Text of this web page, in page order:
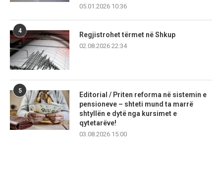
05.01.2026 10:36
4
Regjistrohet tërmet në Shkup
02.08.2026 22:34
5
Editorial / Priten reforma në sistemin e
pensioneve – shteti mund ta marrë
shtyllën e dytë nga kursimet e
qytetarëve!
03.08.2026 15:00